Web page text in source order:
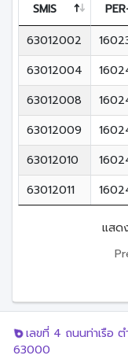
SMIS
63012002
63012004
63012008
63012009
63012010
63012011
แสด
เลขที่ 4 ถนนท่าเรือ
63000